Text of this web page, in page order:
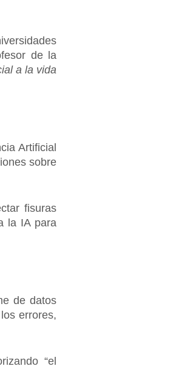
de la
a la vida
Artificial
sobre
fisuras
la IA para
de datos
errores,
“el